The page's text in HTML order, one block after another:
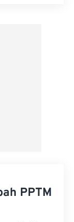
PPTM